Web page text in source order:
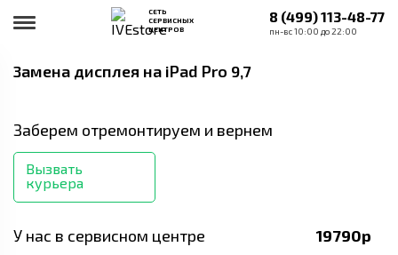
СЕТЬ
СЕРВИСНЫХ
ЦЕНТРОВ
8 (499) 113-48-77
пн-вс 10:00 до 22:00
Замена дисплея на iPad Pro 9,7
Заберем отремонтируем и вернем
Вызвать
курьера
У нас в сервисном центре 19790р